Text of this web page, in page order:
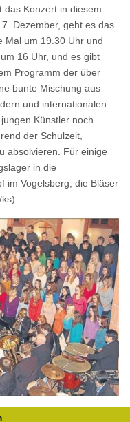
Konzert in diesem
Dezember, geht es das
Mal um 19.30 Uhr und
16 Uhr, und es gibt
Programm der über
bunte Mischung aus
und internationalen
Künstler noch
der Schulzeit,
absolvieren. Für einige
in die
im Vogelsberg, die Bläser